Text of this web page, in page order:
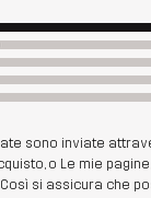
sono inviate
o Le mie
si assicura che